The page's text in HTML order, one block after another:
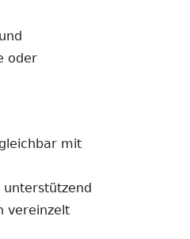
oder
mit
vereinzelt